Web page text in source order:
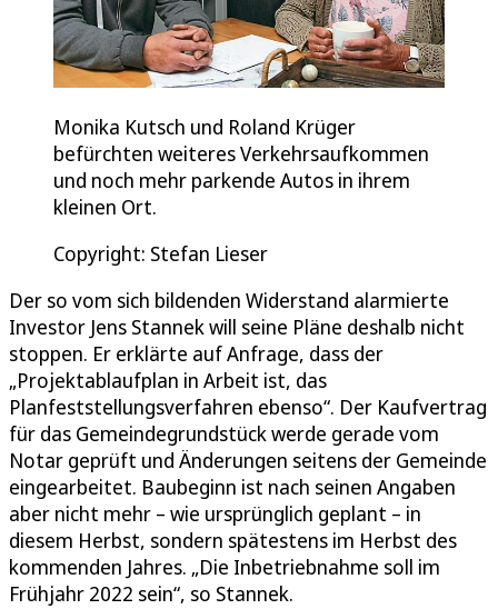
Monika Kutsch und Roland Krüger
befürchten weiteres Verkehrsaufkommen
und noch mehr parkende Autos in ihrem
kleinen Ort.
Copyright: Stefan Lieser
Der so vom sich bildenden Widerstand alarmierte
Investor Jens Stannek will seine Pläne deshalb nicht
stoppen. Er erklärte auf Anfrage, dass der
„Projektablaufplan in Arbeit ist, das
Planfeststellungsverfahren ebenso“. Der Kaufvertrag
für das Gemeindegrundstück werde gerade vom
Notar geprüft und Änderungen seitens der Gemeinde
eingearbeitet. Baubeginn ist nach seinen Angaben
aber nicht mehr – wie ursprünglich geplant – in
diesem Herbst, sondern spätestens im Herbst des
kommenden Jahres. „Die Inbetriebnahme soll im
Frühjahr 2022 sein“, so Stannek.